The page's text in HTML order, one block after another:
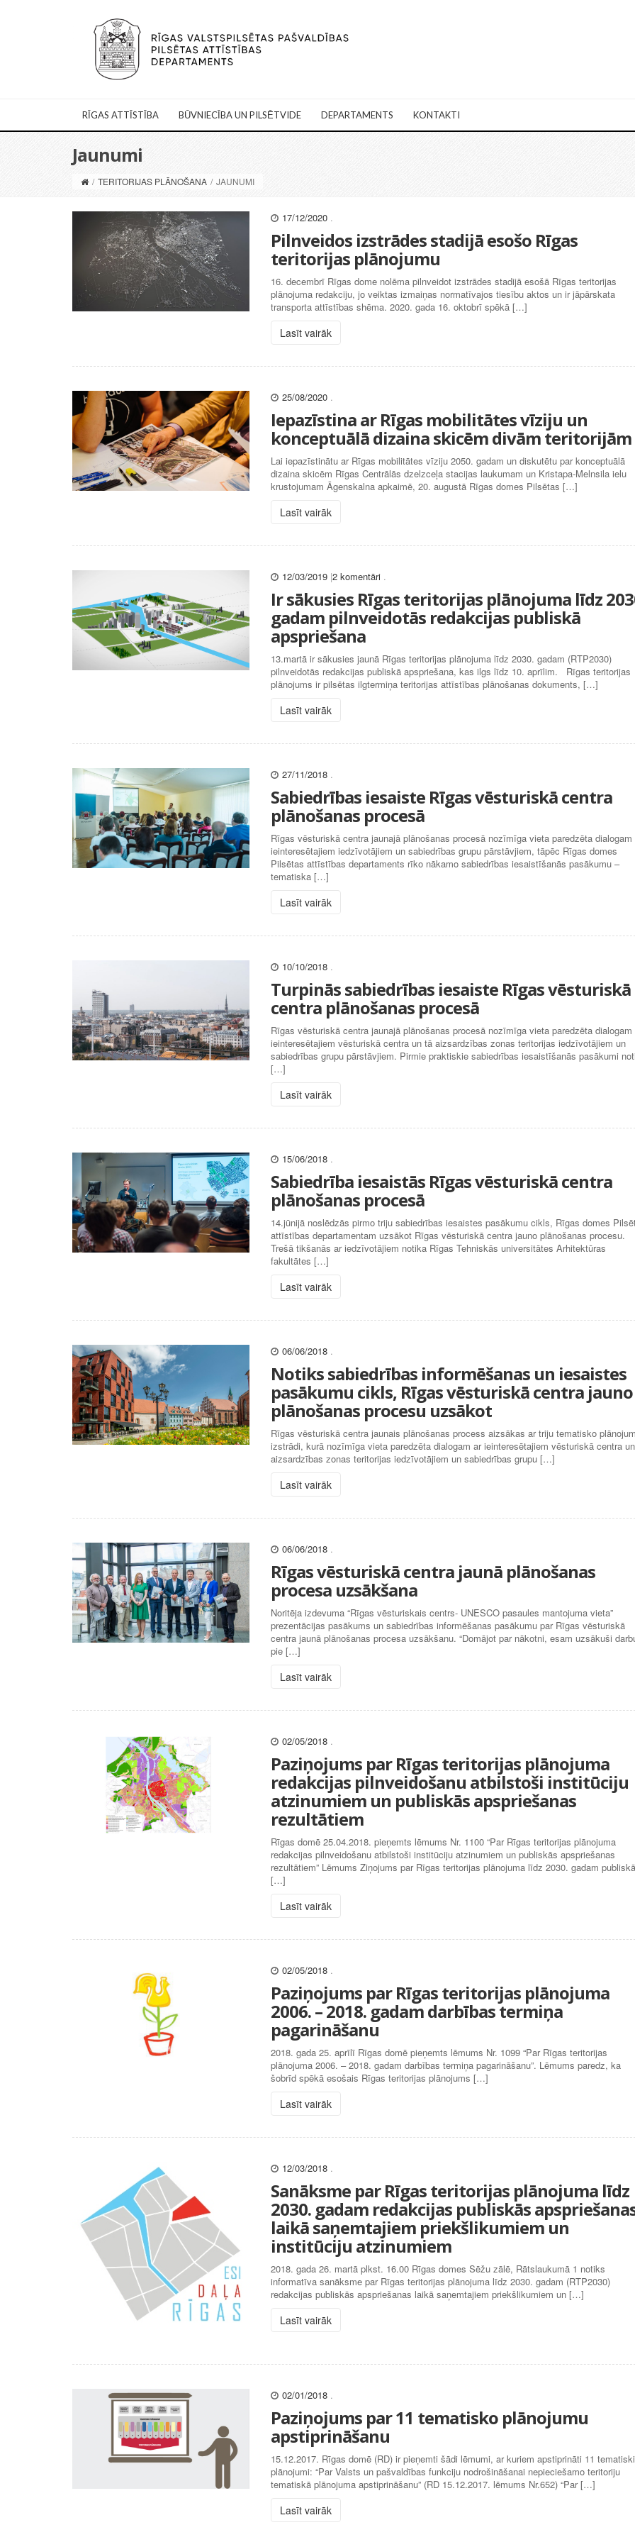
RĪGAS ATTĪSTĪBA BŪVNIECĪBA UN PILSĒTVIDE DEPARTAMENTS KONTAKTI
Jaunumi
/ TERITORIJAS PLĀNOŠANA / JAUNUMI
17/12/2020 .
Pilnveidos izstrādes stadijā esošo Rīgas
teritorijas plānojumu
16. decembrī Rīgas dome nolēma pilnveidot izstrādes stadijā esošā Rīgas teritorijas
plānojuma redakciju, jo veiktas izmaiņas normatīvajos tiesību aktos un ir jāpārskata
transporta attīstības shēma. 2020. gada 16. oktobrī spēkā […]
Lasīt vairāk
25/08/2020 .
Iepazīstina ar Rīgas mobilitātes vīziju un
konceptuālā dizaina skicēm divām teritorijām
Lai iepazīstinātu ar Rīgas mobilitātes vīziju 2050. gadam un diskutētu par konceptuālā
dizaina skicēm Rīgas Centrālās dzelzceļa stacijas laukumam un Kristapa-Melnsila ielu
krustojumam Āgenskalna apkaimē, 20. augustā Rīgas domes Pilsētas […]
Lasīt vairāk
12/03/2019 |2 komentāri .
Ir sākusies Rīgas teritorijas plānojuma līdz
gadam pilnveidotās redakcijas publiskā
apspriešana
13.martā ir sākusies jaunā Rīgas teritorijas plānojuma līdz 2030. gadam (RTP2030)
pilnveidotās redakcijas publiskā apspriešana, kas ilgs līdz 10. aprīlim. Rīgas teritorijas
plānojums ir pilsētas ilgtermiņa teritorijas attīstības plānošanas dokuments, […]
Lasīt vairāk
27/11/2018 .
Sabiedrības iesaiste Rīgas vēsturiskā centra
plānošanas procesā
Rīgas vēsturiskā centra jaunajā plānošanas procesā nozīmīga vieta paredzēta dialogam
ieinteresētajiem iedzīvotājiem un sabiedrības grupu pārstāvjiem, tāpēc Rīgas domes
Pilsētas attīstības departaments rīko nākamo sabiedrības iesaistīšanās pasākumu –
tematiska […]
Lasīt vairāk
10/10/2018 .
Turpinās sabiedrības iesaiste Rīgas vēsturiskā
centra plānošanas procesā
Rīgas vēsturiskā centra jaunajā plānošanas procesā nozīmīga vieta paredzēta dialogam
ieinteresētajiem vēsturiskā centra un tā aizsardzības zonas teritorijas iedzīvotājiem un
sabiedrības grupu pārstāvjiem. Pirmie praktiskie sabiedrības iesaistīšanās pasākumi
[…]
Lasīt vairāk
15/06/2018 .
Sabiedrība iesaistās Rīgas vēsturiskā centra
plānošanas procesā
14.jūnijā noslēdzās pirmo triju sabiedrības iesaistes pasākumu cikls, Rīgas domes
attīstības departamentam uzsākot Rīgas vēsturiskā centra jauno plānošanas procesu.
Trešā tikšanās ar iedzīvotājiem notika Rīgas Tehniskās universitātes Arhitektūras
fakultātes […]
Lasīt vairāk
06/06/2018 .
Notiks sabiedrības informēšanas un iesaistes
pasākumu cikls, Rīgas vēsturiskā centra jauno
plānošanas procesu uzsākot
Rīgas vēsturiskā centra jaunais plānošanas process aizsākas ar triju tematisko
izstrādi, kurā nozīmīga vieta paredzēta dialogam ar ieinteresētajiem vēsturiskā centra
aizsardzības zonas teritorijas iedzīvotājiem un sabiedrības grupu […]
Lasīt vairāk
06/06/2018 .
Rīgas vēsturiskā centra jaunā plānošanas
procesa uzsākšana
Noritēja izdevuma “Rīgas vēsturiskais centrs- UNESCO pasaules mantojuma vieta”
prezentācijas pasākums un sabiedrības informēšanas pasākumu par Rīgas vēsturiskā
centra jaunā plānošanas procesa uzsākšanu. “Domājot par nākotni, esam uzsākuši
pie […]
Lasīt vairāk
02/05/2018 .
Paziņojums par Rīgas teritorijas plānojuma
redakcijas pilnveidošanu atbilstoši institūciju
atzinumiem un publiskās apspriešanas
rezultātiem
Rīgas domē 25.04.2018. pieņemts lēmums Nr. 1100 “Par Rīgas teritorijas plānojuma
redakcijas pilnveidošanu atbilstoši institūciju atzinumiem un publiskās apspriešanas
rezultātiem” Lēmums Ziņojums par Rīgas teritorijas plānojuma līdz 2030. gadam
[…]
Lasīt vairāk
02/05/2018 .
Paziņojums par Rīgas teritorijas plānojuma
2006. – 2018. gadam darbības termiņa
pagarināšanu
2018. gada 25. aprīlī Rīgas domē pieņemts lēmums Nr. 1099 “Par Rīgas teritorijas
plānojuma 2006. – 2018. gadam darbības termiņa pagarināšanu”. Lēmums paredz, ka
šobrīd spēkā esošais Rīgas teritorijas plānojums […]
Lasīt vairāk
12/03/2018 .
Sanāksme par Rīgas teritorijas plānojuma līdz
2030. gadam redakcijas publiskās
laikā saņemtajiem priekšlikumiem un
institūciju atzinumiem
2018. gada 26. martā plkst. 16.00 Rīgas domes Sēžu zālē, Rātslaukumā 1 notiks
informatīva sanāksme par Rīgas teritorijas plānojuma līdz 2030. gadam (RTP2030)
redakcijas publiskās apspriešanas laikā saņemtajiem priekšlikumiem un […]
Lasīt vairāk
02/01/2018 .
Paziņojums par 11 tematisko plānojumu
apstiprināšanu
15.12.2017. Rīgas domē (RD) ir pieņemti šādi lēmumi, ar kuriem apstiprināti 11
plānojumi: “Par Valsts un pašvaldības funkciju nodrošināšanai nepieciešamo teritoriju
tematiskā plānojuma apstiprināšanu” (RD 15.12.2017. lēmums Nr.652) “Par […]
Lasīt vairāk